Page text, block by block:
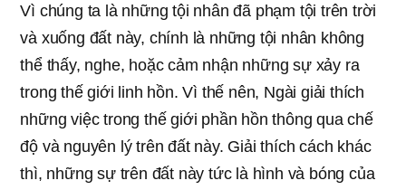
Vì chúng ta là những tội nhân đã phạm tội trên trời
và xuống đất này, chính là những tội nhân không
thể thấy, nghe, hoặc cảm nhận những sự xảy ra
trong thế giới linh hồn. Vì thế nên, Ngài giải thích
những việc trong thế giới phần hồn thông qua chế
độ và nguyên lý trên đất này. Giải thích cách khác
thì, những sự trên đất này tức là hình và bóng của